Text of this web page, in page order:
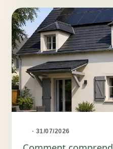
· 31/07/2026